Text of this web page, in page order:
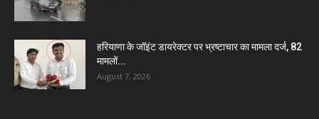
हरियाणा के जॉइंट डायरेक्टर पर भ्रष्टाचार का मामला दर्ज, 82
मामलों...
August 7, 2026